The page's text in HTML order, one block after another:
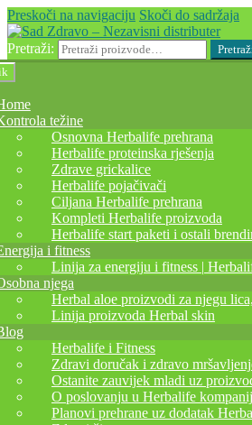
Preskoči na navigaciju Skoči do sadržaja
Pretraži:
težine
Osnovna Herbalife prehrana
Herbalife proteinska rješenja
Zdrave grickalice
Herbalife pojačivači
Ciljana Herbalife prehrana
Kompleti Herbalife proizvoda
Herbalife start paketi i ostali
i fitness
Linija za energiju i fitness |
njega
Herbal aloe proizvodi za njegu
Linija proizvoda Herbal skin
Herbalife i Fitness
Zdravi doručak i zdravo
Ostanite zauvijek mladi uz
O poslovanju u Herbalife
Planovi prehrane uz dodatak